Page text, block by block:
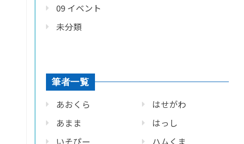
09 イベント
未分類
筆者一覧
あおくら
あまま
いそぴー
はせがわ
はっし
ハムくま